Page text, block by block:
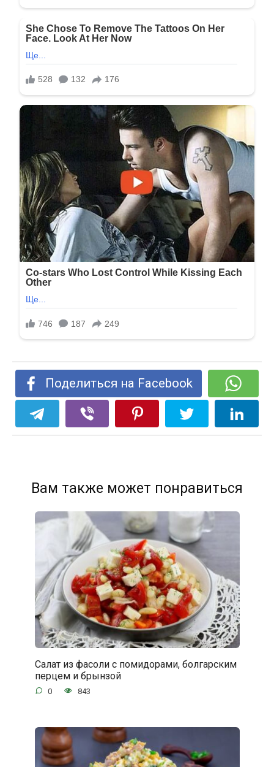
Поделиться на Facebook
Вам также может понравиться
Салат из фасоли с помидорами, болгарским
перцем и брынзой
0 843